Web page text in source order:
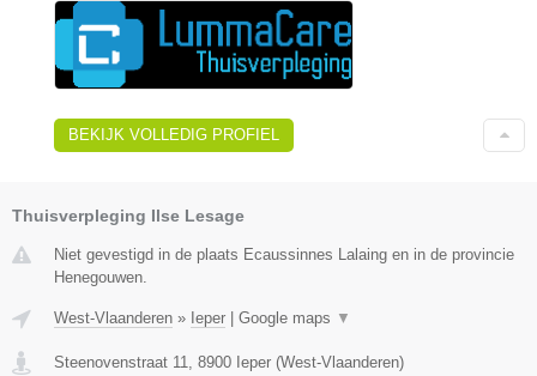
BEKIJK VOLLEDIG PROFIEL
Thuisverpleging Ilse Lesage
Niet gevestigd in de plaats Ecaussinnes Lalaing en in de provincie
Henegouwen.
West-Vlaanderen » Ieper Google maps ▼
Steenovenstraat 11, 8900 Ieper (West-Vlaanderen)